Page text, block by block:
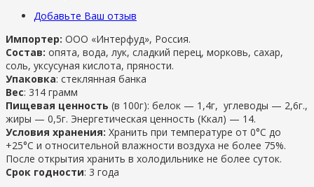
Добавьте Ваш отзыв
Импортер: ООО «Интерфуд», Россия.
Состав: опята, вода, лук, сладкий перец, морковь, сахар,
соль, уксусуная кислота, пряности.
Упаковка: стеклянная банка
Вес: 314 грамм
Пищевая ценность (в 100г): белок — 1,4г, углеводы — 2,6г.,
жиры — 0,5г. Энергетическая ценность (Ккал) — 14.
Условия хранения: Хранить при температуре от 0°С до
+25°С и относительной влажности воздуха не более 75%.
После открытия хранить в холодильнике не более суток.
Срок годности: 3 года